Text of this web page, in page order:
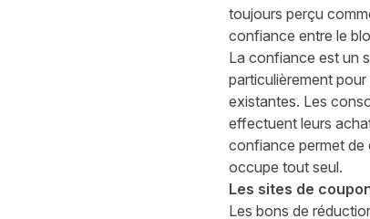
toujours perçu
confiance entre le
La confiance est un
particulièrement
existantes. Les
effectuent leurs
confiance permet de
occupe tout seul.
Les sites de
Les bons de